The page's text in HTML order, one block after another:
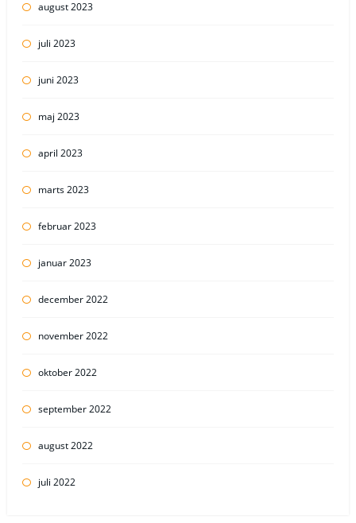
august 2023
juli 2023
juni 2023
maj 2023
april 2023
marts 2023
februar 2023
januar 2023
december 2022
november 2022
oktober 2022
september 2022
august 2022
juli 2022